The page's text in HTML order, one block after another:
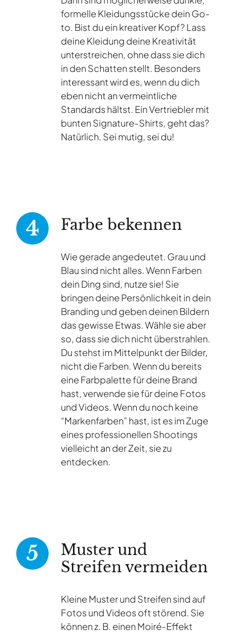
formelle Kleidungsstücke dein Go-
to. Bist du ein kreativer Kopf? Lass
deine Kleidung deine Kreativität
unterstreichen, ohne dass sie dich
in den Schatten stellt. Besonders
interessant wird es, wenn du dich
eben nicht an vermeintliche
Standards hältst. Ein Vertriebler mit
bunten Signature-Shirts, geht das?
Natürlich. Sei mutig, sei du!
Farbe bekennen
Wie gerade angedeutet. Grau und
Blau sind nicht alles. Wenn Farben
dein Ding sind, nutze sie! Sie
bringen deine Persönlichkeit in dein
Branding und geben deinen Bildern
das gewisse Etwas. Wähle sie aber
so, dass sie dich nicht überstrahlen.
Du stehst im Mittelpunkt der Bilder,
nicht die Farben. Wenn du bereits
eine Farbpalette für deine Brand
hast, verwende sie für deine Fotos
und Videos. Wenn du noch keine
“Markenfarben” hast, ist es im Zuge
eines professionellen Shootings
vielleicht an der Zeit, sie zu
entdecken.
Muster und
Streifen vermeiden
Kleine Muster und Streifen sind auf
Fotos und Videos oft störend. Sie
können z. B. einen Moiré-Effekt